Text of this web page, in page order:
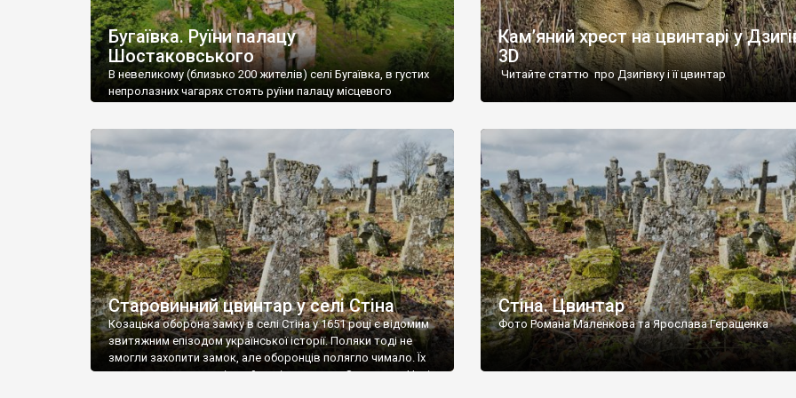
Бугаївка. Руїни палацу
Шостаковського
В невеликому (близько 200 жителів) селі Бугаївка, в густих
непролазних чагарях стоять руїни палацу місцевого
потім клуб, ще пізніше – гуртожиток. У 60-х роках минулого
століття тут розмістили туберкульозну лікарню. Коли із
палацу виїхала лікарня – ми точно не […]
Кам’яний хрест на цвинтарі у
3D
Читайте статтю про Дзигівку і її цвинтар
Старовинний цвинтар у селі Стіна
Козацька оборона замку в селі Стіна у 1651 році є відомим
звитяжним епізодом української історії. Поляки тоді не
змогли захопити замок, але оборонців полягло чимало. Їх
поховали на цвинтарі, який тоді називався Замковим. Нині
Стіна. Цвинтар
Фото Романа Маленкова та Ярослава Геращенка